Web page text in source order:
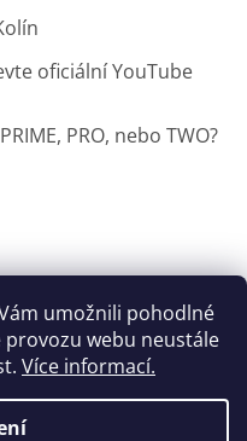
umožnili pohodlné
webu neustále
Více informací.
oficiální YouTube
PRO, nebo TWO?